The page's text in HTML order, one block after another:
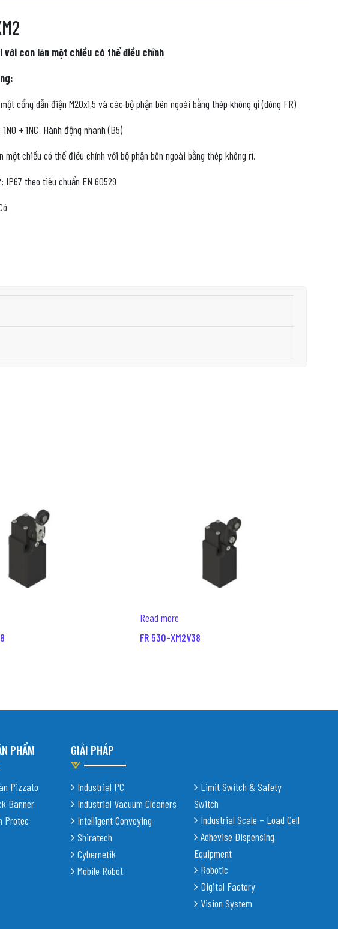
với con lăn một chiều có thể điều chỉnh
cổng dẫn điện M20x1,5 và các bộ phận bên ngoài bằng thép không gỉ (dòng FR)
+ 1NC Hành động nhanh (B5)
một chiều có thể điều chỉnh với bộ phận bên ngoài bằng thép không rỉ.
IP67 theo tiêu chuẩn EN 60529
Read more
FR 530-XM2V38
PHẨM
Pizzato
Banner
Protec
GIẢI PHÁP
Industrial PC
Industrial Vacuum Cleaners
Intelligent Conveying
Shiratech
Cybernetik
Mobile Robot
Limit Switch & Safety
Switch
Industrial Scale – Load Cell
Adhevise Dispensing
Equipment
Robotic
Digital Factory
Vision System